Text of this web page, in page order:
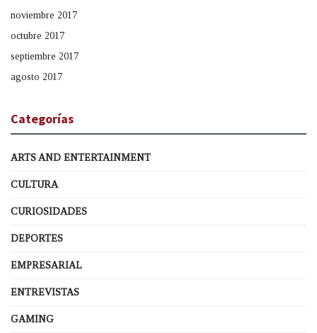
noviembre 2017
octubre 2017
septiembre 2017
agosto 2017
Categorías
ARTS AND ENTERTAINMENT
CULTURA
CURIOSIDADES
DEPORTES
EMPRESARIAL
ENTREVISTAS
GAMING